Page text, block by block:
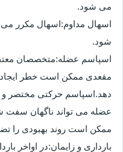
می شود.
اسهال مداوم:اسهال مکرر
شود.
اسپاسم عضله:متخصصان
مقعدی ممکن است خطر
دهد.اسپاسم حرکتی مختصر
عضله می تواند ناگهان
ممکن است روند بهبودی را
بارداری و زایمان:در اواخر